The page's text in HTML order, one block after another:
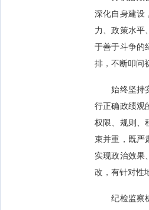
深化自身建设
力、政策水平
于善于斗争的
排，不断叩问
始终坚持实
行正确政绩观
权限、规则、
束并重，既严
实现政治效果
改，有针对性
纪检监察机